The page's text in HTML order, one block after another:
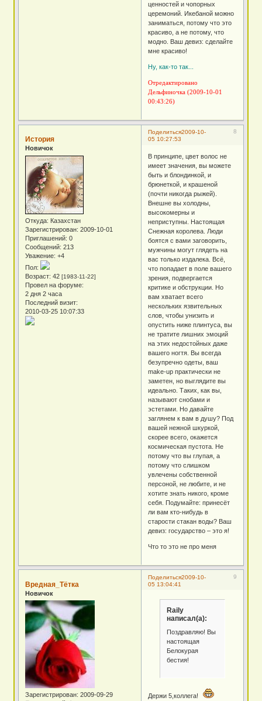
ценностей и чопорных
церемоний. Икебаной можно
заниматься, потому что это
красиво, а не потому, что
модно. Ваш девиз: сделайте
мне красиво!
Ну, как-то так...
Отредактировано
Дельфиночка (2009-10-01
00:43:26)
Поделиться 8
2009-10-
05 10:27:53
История
Новичок
Откуда: Казахстан
Зарегистрирован: 2009-10-01
Приглашений: 0
Сообщений: 213
Уважение: +4
Пол:
Возраст: 42[1983-11-22]
Провел на форуме:
2 дня 2 часа
Последний визит:
2010-03-25 10:07:33
В принципе, цвет волос не
имеет значения, вы можете
быть и блондинкой, и
брюнеткой, и крашеной
(почти никогда рыжей).
Внешне вы холодны,
высокомерны и
неприступны. Настоящая
Снежная королева. Люди
боятся с вами заговорить,
мужчины могут глядеть на
вас только издалека. Всё,
что попадает в поле вашего
зрения, подвергается
критике и обструкции. Но
вам хватает всего
нескольких язвительных
слов, чтобы унизить и
опустить ниже плинтуса, вы
не тратите лишних эмоций
на этих недостойных даже
вашего ногтя. Вы всегда
безупречно одеты, ваш
make-up практически не
заметен, но выглядите вы
идеально. Таких, как вы,
называют снобами и
эстетами. Но давайте
заглянем к вам в душу? Под
вашей нежной шкуркой,
скорее всего, окажется
космическая пустота. Не
потому что вы глупая, а
потому что слишком
увлечены собственной
персоной, не любите, и не
хотите знать никого, кроме
себя. Подумайте: принесёт
ли вам кто-нибудь в
старости стакан воды? Ваш
девиз: государство – это я!
Что то это не про меня
Поделиться 9
2009-10-
05 13:04:41
Вредная_Тётка
Новичок
Зарегистрирован: 2009-09-29
Raily
написал(а):
Поздравляю! Вы
настоящая
Белокурая
бестия!
Держи 5,коллега!